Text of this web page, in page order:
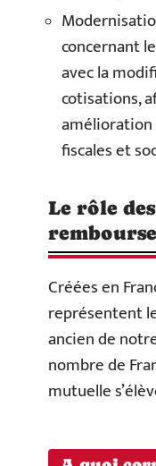
concernant
avec la
cotisations,
amélioration
fiscales et
​Le rôle
Crééesen
représentent
ancien de
nombre de
mutuelle